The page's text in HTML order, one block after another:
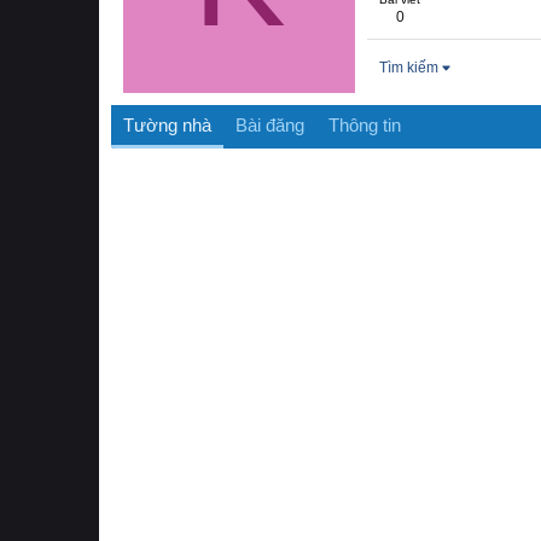
0
Tìm kiếm
Tường nhà Bài đăng Thông tin